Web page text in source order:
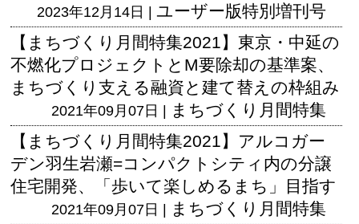
2023年12月14日 | ユーザー版特別増刊号
【まちづくり月間特集2021】東京・中延の
不燃化プロジェクトとM要除却の基準案、
まちづくり支える融資と建て替えの枠組み
2021年09月07日 | まちづくり月間特集
【まちづくり月間特集2021】アルコガー
デン羽生岩瀬=コンパクトシティ内の分譲
住宅開発、「歩いて楽しめるまち」目指す
2021年09月07日 | まちづくり月間特集